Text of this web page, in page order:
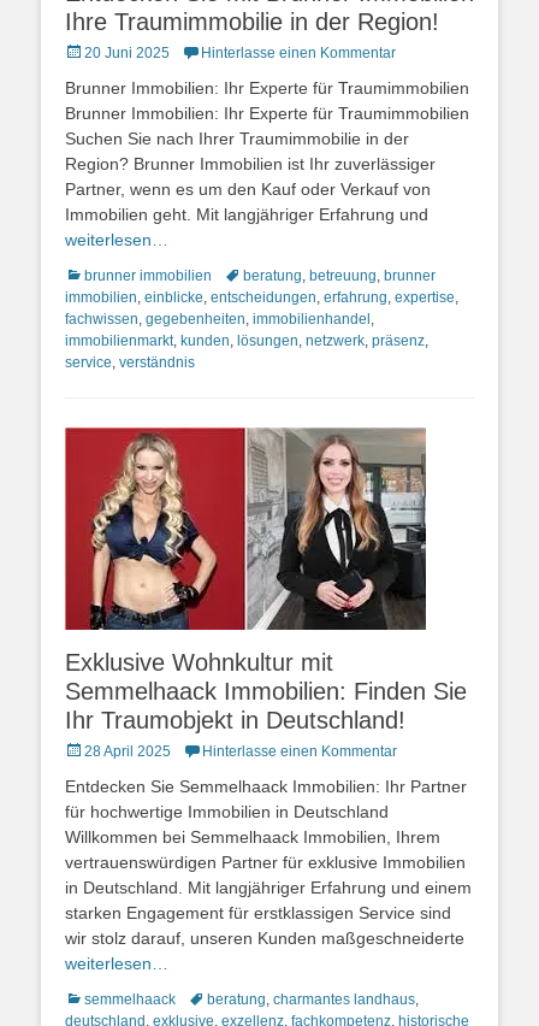
Ihre Traumimmobilie in der Region!
Posted
20 Juni 2025 Hinterlasse einen Kommentar
Brunner Immobilien: Ihr Experte für Traumimmobilien
Brunner Immobilien: Ihr Experte für Traumimmobilien
Suchen Sie nach Ihrer Traumimmobilie in der
Region? Brunner Immobilien ist Ihr zuverlässiger
Partner, wenn es um den Kauf oder Verkauf von
Immobilien geht. Mit langjähriger Erfahrung und
weiterlesen…
Kategorien
brunner immobilien Schlagworte
beratung, betreuung, brunner
immobilien, einblicke, entscheidungen, erfahrung, expertise,
fachwissen, gegebenheiten, immobilienhandel ,
immobilienmarkt, kunden, lösungen, netzwerk, präsenz,
service, verständnis
Exklusive Wohnkultur mit
Semmelhaack Immobilien: Finden Sie
Ihr Traumobjekt in Deutschland!
Posted
28 April 2025 Hinterlasse einen Kommentar
Entdecken Sie Semmelhaack Immobilien: Ihr Partner
für hochwertige Immobilien in Deutschland
Willkommen bei Semmelhaack Immobilien, Ihrem
vertrauenswürdigen Partner für exklusive Immobilien
in Deutschland. Mit langjähriger Erfahrung und einem
starken Engagement für erstklassigen Service sind
wir stolz darauf, unseren Kunden maßgeschneiderte
weiterlesen…
Kategorien
semmelhaack Schlagworte
beratung, charmantes landhaus,
deutschland , exklusive, exzellenz, fachkompetenz, historische